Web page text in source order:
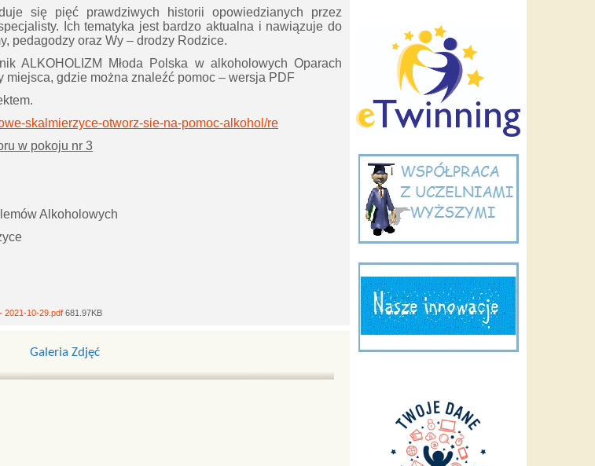
się pięć prawdziwych historii opowiedzianych przez
Ich tematyka jest bardzo aktualna i nawiązuje do
pedagodzy oraz Wy – drodzy Rodzice.
ALKOHOLIZM Młoda Polska w alkoholowych Oparach
gdzie można znaleźć pomoc – wersja PDF
skalmierzyce-otworz-sie-na-pomoc-alkohol/re
w pokoju nr 3
Alkoholowych
2021-10-29.pdf 681.97KB
Galeria Zdjęć